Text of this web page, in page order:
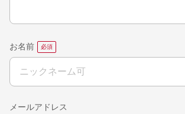
お名前
メールアドレス